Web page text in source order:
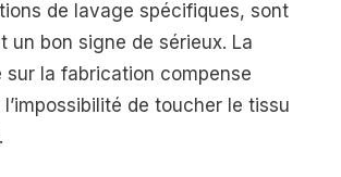
de lavage spécifiques, sont
un bon signe de sérieux. La
sur la fabrication compense
de toucher le tissu